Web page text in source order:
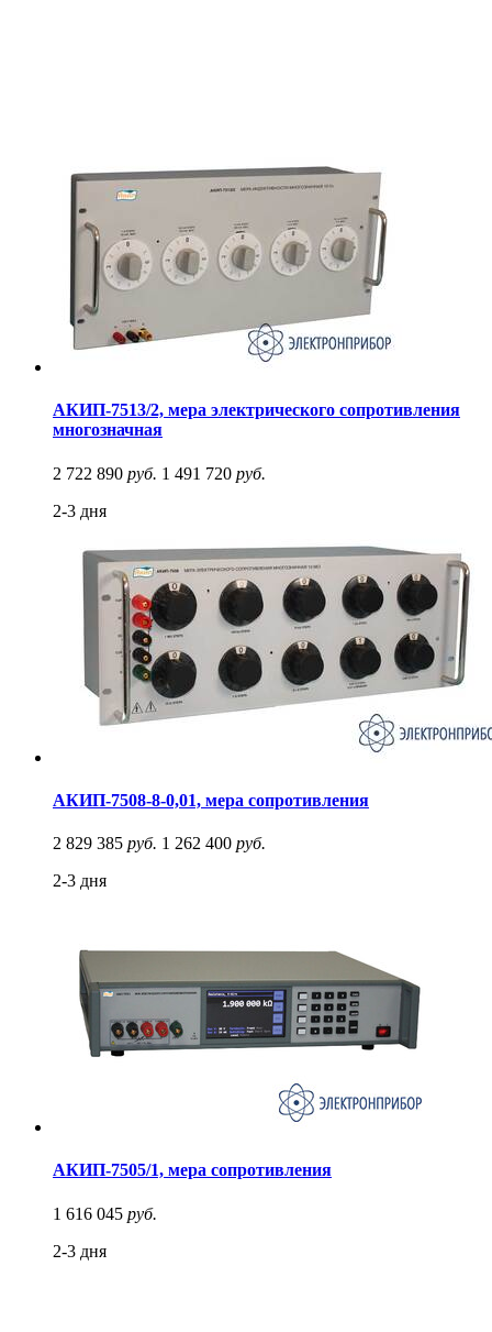
АКИП-7513/2, мера электрического сопротивления
многозначная
2 722 890 руб. 1 491 720 руб.
2-3 дня
АКИП-7508-8-0,01, мера сопротивления
2 829 385 руб. 1 262 400 руб.
2-3 дня
АКИП-7505/1, мера сопротивления
1 616 045 руб.
2-3 дня